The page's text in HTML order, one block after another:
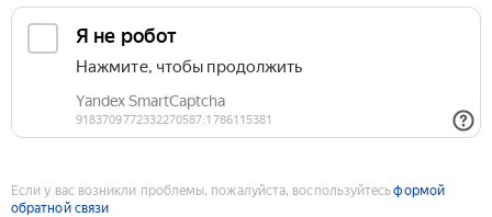
Если у вас возникли проблемы, пожалуйста, воспользуйтесьформой
обратной связи